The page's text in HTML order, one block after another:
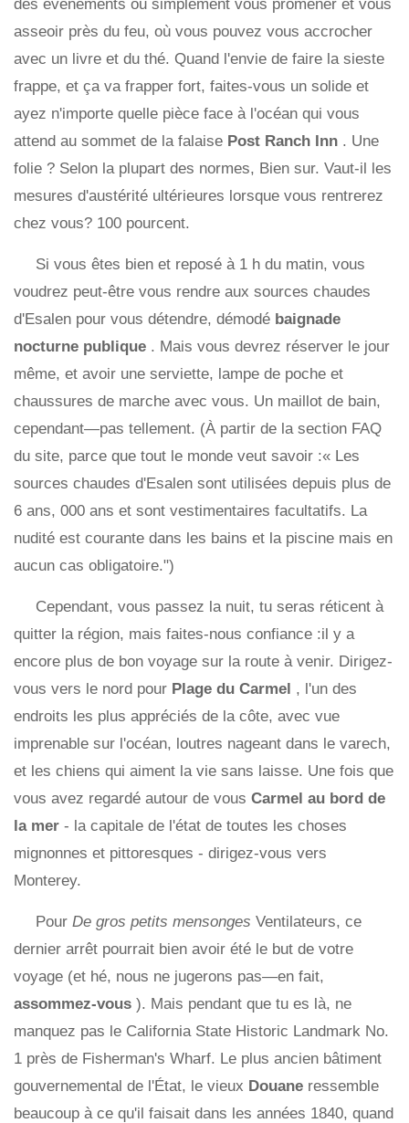
des événements ou simplement vous promener et vous
asseoir près du feu, où vous pouvez vous accrocher
avec un livre et du thé. Quand l'envie de faire la sieste
frappe, et ça va frapper fort, faites-vous un solide et
ayez n'importe quelle pièce face à l'océan qui vous
attend au sommet de la falaise Post Ranch Inn . Une
folie ? Selon la plupart des normes, Bien sur. Vaut-il les
mesures d'austérité ultérieures lorsque vous rentrerez
chez vous? 100 pourcent.
Si vous êtes bien et reposé à 1 h du matin, vous
voudrez peut-être vous rendre aux sources chaudes
d'Esalen pour vous détendre, démodé baignade
nocturne publique . Mais vous devrez réserver le jour
même, et avoir une serviette, lampe de poche et
chaussures de marche avec vous. Un maillot de bain,
cependant—pas tellement. (À partir de la section FAQ
du site, parce que tout le monde veut savoir :« Les
sources chaudes d'Esalen sont utilisées depuis plus de
6 ans, 000 ans et sont vestimentaires facultatifs. La
nudité est courante dans les bains et la piscine mais en
aucun cas obligatoire.")
Cependant, vous passez la nuit, tu seras réticent à
quitter la région, mais faites-nous confiance :il y a
encore plus de bon voyage sur la route à venir. Dirigez-
vous vers le nord pour Plage du Carmel , l'un des
endroits les plus appréciés de la côte, avec vue
imprenable sur l'océan, loutres nageant dans le varech,
et les chiens qui aiment la vie sans laisse. Une fois que
vous avez regardé autour de vous Carmel au bord de
la mer - la capitale de l'état de toutes les choses
mignonnes et pittoresques - dirigez-vous vers
Monterey.
Pour De gros petits mensonges Ventilateurs, ce
dernier arrêt pourrait bien avoir été le but de votre
voyage (et hé, nous ne jugerons pas—en fait,
assommez-vous ). Mais pendant que tu es là, ne
manquez pas le California State Historic Landmark No.
1 près de Fisherman's Wharf. Le plus ancien bâtiment
gouvernemental de l'État, le vieux Douane ressemble
beaucoup à ce qu'il faisait dans les années 1840, quand